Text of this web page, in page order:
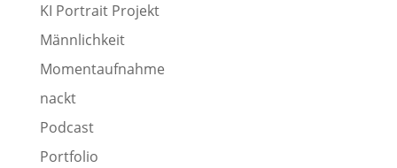
KI Portrait Projekt
Männlichkeit
Momentaufnahme
nackt
Podcast
Portfolio